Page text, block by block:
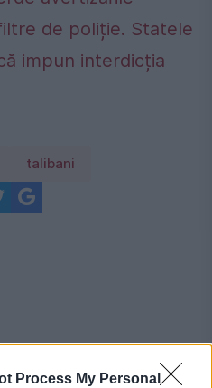
Process My Personal
de poliție. Statele
impun interdicția
talibani